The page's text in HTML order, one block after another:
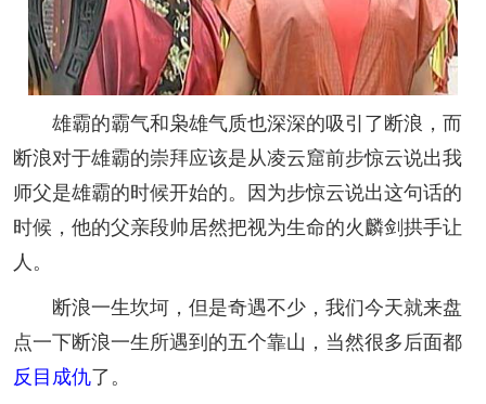
雄霸的霸气和枭雄气质也深深的吸引了断浪，而
断浪对于雄霸的崇拜应该是从凌云窟前步惊云说出我
师父是雄霸的时候开始的。因为步惊云说出这句话的
时候，他的父亲段帅居然把视为生命的火麟剑拱手让
人。
断浪一生坎坷，但是奇遇不少，我们今天就来盘
点一下断浪一生所遇到的五个靠山，当然很多后面都
反目成仇了。